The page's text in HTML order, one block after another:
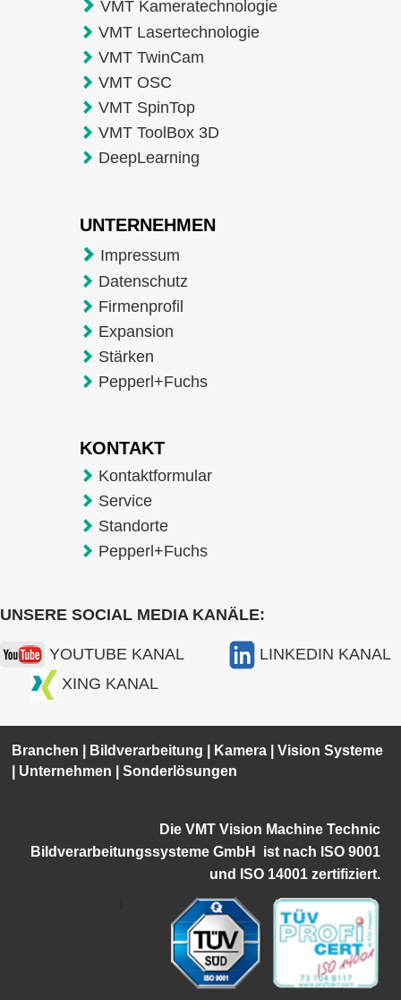
VMT Kameratechnologie
VMT Lasertechnologie
VMT TwinCam
VMT OSC
VMT SpinTop
VMT ToolBox 3D
DeepLearning
UNTERNEHMEN
Impressum
Datenschutz
Firmenprofil
Expansion
Stärken
Pepperl+Fuchs
KONTAKT
Kontaktformular
Service
Standorte
Pepperl+Fuchs
UNSERE SOCIAL MEDIA KANÄLE:
YOUTUBE KANAL
LINKEDIN KANAL
XING KANAL
Branchen Bildverarbeitung Kamera |Vision Systeme
Unternehmen |Sonderlösungen
Die VMT Vision Machine Technic
Bildverarbeitungssysteme GmbH istnach ISO 9001
und ISO 14001 zertifiziert.